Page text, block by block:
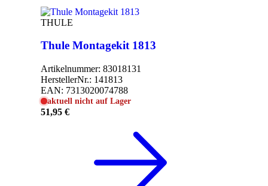
THULE
Thule Montagekit 1813
Artikelnummer: 83018131
HerstellerNr.: 141813
EAN: 7313020074788
aktuell nicht auf Lager
51,95 €